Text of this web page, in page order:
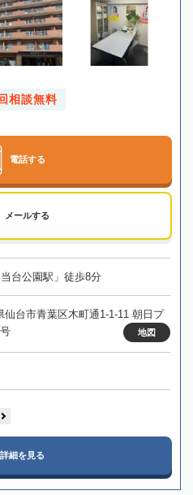
相談無料
電話する
メールする
台公園駅」徒歩8分
仙台市青葉区木町通1-1-11 朝日プ
地図
詳細を見る